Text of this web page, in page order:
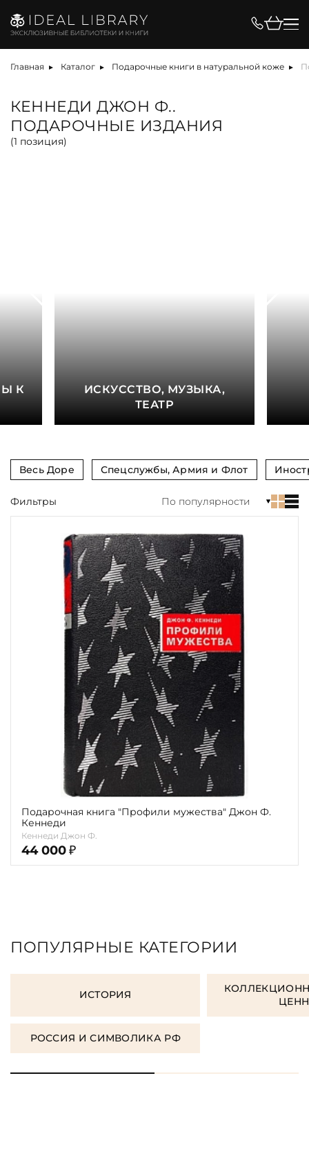
Главная Каталог Подарочные книги в натуральной коже
КЕННЕДИ ДЖОН Ф..
ПОДАРОЧНЫЕ ИЗДАНИЯ
(1 позиция)
К
ИСКУССТВО, МУЗЫКА,
ТЕАТР
Весь Доре Спецслужбы, Армия и Флот
Цена, ₽
Вид
Язык
Обрез
Тиснение
Пол и возраст
Фильтры По популярности
Подарочная книга "Профили мужества" Джон Ф.
Кеннеди
Кеннеди Джон Ф.
44 000 ₽
ПОПУЛЯРНЫЕ КАТЕГОРИИ
ИСТОРИЯ
РОССИЯ И СИМВОЛИКА РФ